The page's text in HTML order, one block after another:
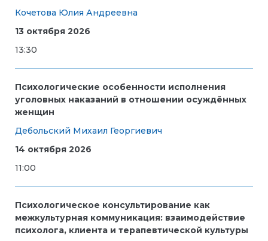
Кочетова Юлия Андреевна
13 октября 2026
13:30
Психологические особенности исполнения
уголовных наказаний в отношении осуждённых
женщин
Дебольский Михаил Георгиевич
14 октября 2026
11:00
Психологическое консультирование как
межкультурная коммуникация: взаимодействие
психолога, клиента и терапевтической культуры